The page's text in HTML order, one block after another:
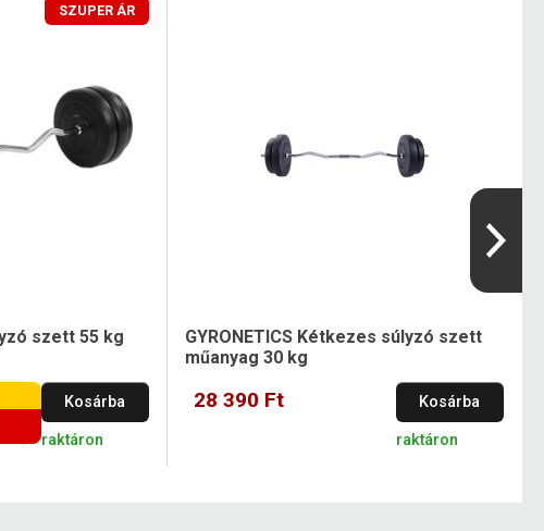
SZUPER ÁR
szett 55 kg
Kosárba
raktáron
GYRONETICS Kétkezes súlyzó szett
műanyag 30 kg
28 390 Ft Kosárba
raktáron